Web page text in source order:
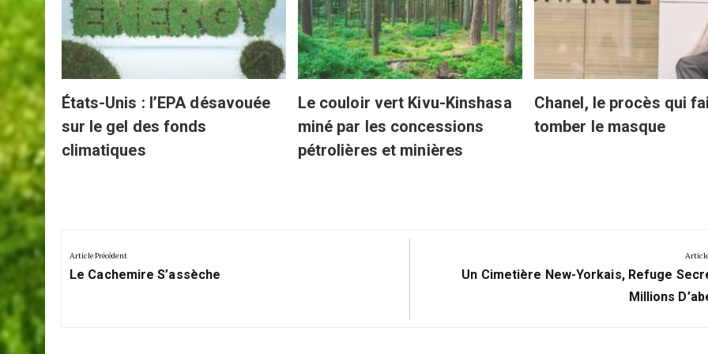
États-Unis : l’EPA désavouée
sur le gel des fonds
climatiques
Le couloir vert Kivu-Kinshasa
miné par les concessions
pétrolières et minières
Chanel, le procès qui
tomber le masque
de
l’article
Article Précédent
Previous
Le Cachemire S’assèche
Next
Un Cimetière New-Yorkais, Refuge
Millions